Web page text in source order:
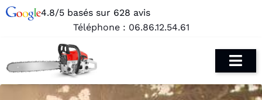
4.8/5 basés sur 628 avis
Téléphone : 06.86.12.54.61